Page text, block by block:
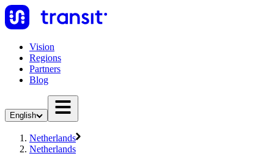
Vision
Regions
Partners
Blog
English
Netherlands
Netherlands